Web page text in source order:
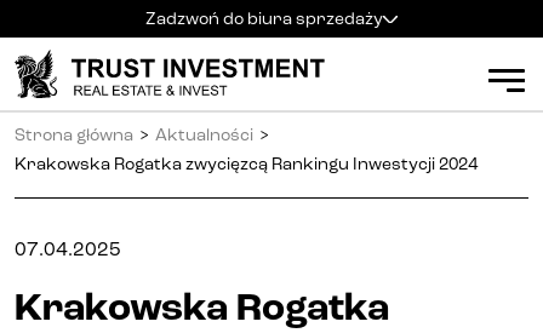
Zadzwoń do biura sprzedaży
Kielce +48 600 900 500
Biuro sprzedaży
Godziny pracy
pn- pt :9:00 - 18:00
sb:9:00 - 14:00
Katowice +48 600 700 713
Mieszkania
Strona główna > Aktualności >
Krakowska Rogatka zwycięzcą Rankingu Inwestycji 2024
07.04.2025
Krakowska Rogatka